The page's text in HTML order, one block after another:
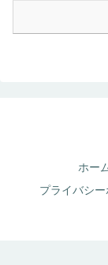
ホー
プライバシ